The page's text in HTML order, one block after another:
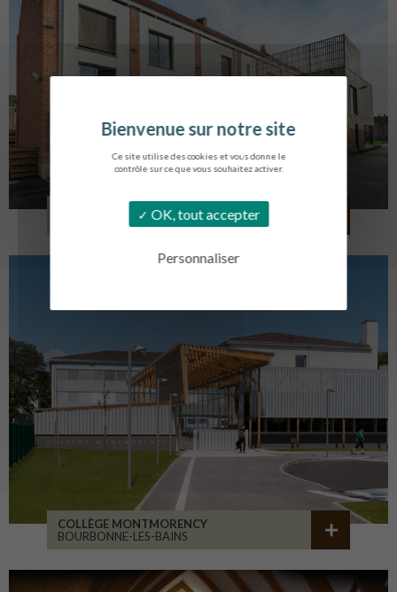
Ce site utilise des cookies et vous donne le
contrôle sur ce que vous souhaitez activer.
OK, tout accepter
Personnaliser
LOG. JEUNES TRAVAILLEURS
COLLÈGE MONTMORENCY
BOURBONNE-LES-BAINS